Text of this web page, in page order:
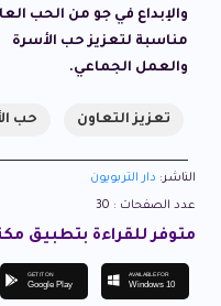
والإبداع في جو من الحب
مناسبة لتعزيز حب الأسرة
والعمل الجماعي.
تعزيز التعاون حب
الناشر: دار التربويون
عدد الصفحات : 30
متوفر للقراءة بتطبيق
GET IT ON
Google Play
AVAILABLE FOR
Windows 10